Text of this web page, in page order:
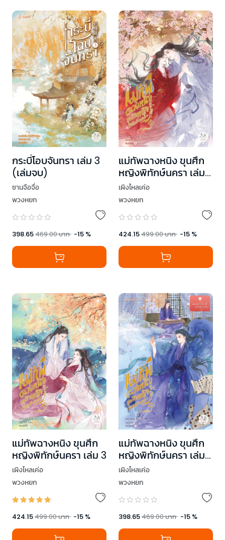
กระบี่โอบจันทรา เล่ม 3
(เล่มจบ)
ซานจือจื่อ
พวงหยก
398.65469.00บาท -15 %
แม่ทัพฉางหนิง ขุนศึก
หญิงพิทักษ์นครา เล่ม
4 (เล่มจบ)
เผิงไหลเค่อ
พวงหยก
424.15499.00บาท -15 %
แม่ทัพฉางหนิง ขุนศึก
หญิงพิทักษ์นครา เล่ม 3
เผิงไหลเค่อ
พวงหยก
424.15499.00บาท -15 %
แม่ทัพฉางหนิง ขุนศึก
หญิงพิทักษ์นครา เล่ม
2
เผิงไหลเค่อ
พวงหยก
398.65469.00บาท -15 %